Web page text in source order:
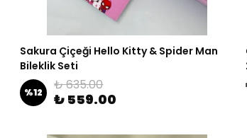
Sakura Çiçeği Hello Kitty & Spider Man
Bileklik Seti
%12 ₺ 635.00
₺ 559.00